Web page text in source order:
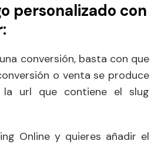
personalizado con
conversión, basta con que
o venta se produce
la url que contiene el slug
Online y quieres añadir el